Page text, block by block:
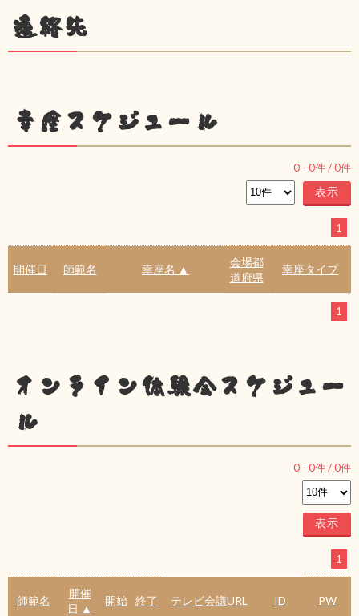
連絡先
幸座スケジュール
0 - 0件 /0件
1
開催日 師範名 幸座名 ▲
会場都
道府県
幸座タイプ
1
オンライン体験会スケジュー
ル
0 - 0件 /0件
1
師範名
開催
日 ▲
開始 終了 テレビ会議URL ID PW